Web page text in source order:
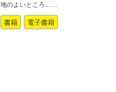
地のよいところ……
書籍 電子書籍